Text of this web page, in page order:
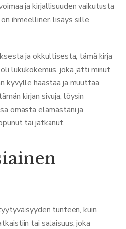
ja kirjallisuuden vaikutusta
ihmeellinen lisäys sille
ja okkultisesta, tämä kirja
lukukokemus, joka jätti minut
kyvylle haastaa ja muuttaa
kirjan sivuja, löysin
omasta elämästäni ja
tai jatkanut.
tunteen, kuin
tai salaisuus, joka